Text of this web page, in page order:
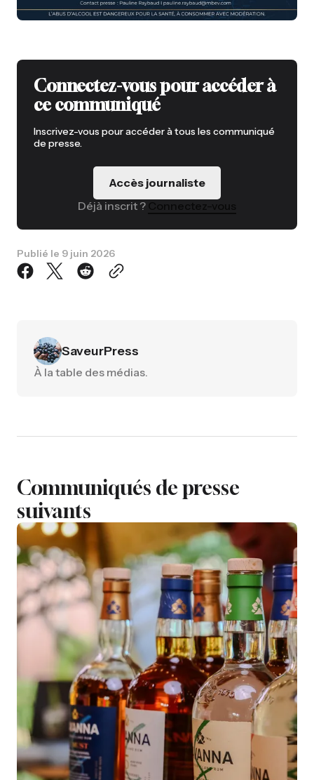
Connectez-vous pour accéder à
ce communiqué
Inscrivez-vous pour accéder à tous les communiqué
de presse.
Accès journaliste
Déjà inscrit ?
Publié le 9 juin 2026
SaveurPress
À la table des médias.
Communiqués de presse
suivants